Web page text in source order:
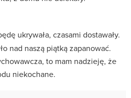
ukrywała, czasami dostawały.
nad naszą piątką zapanować.
to mam nadzieję, że
niekochane.